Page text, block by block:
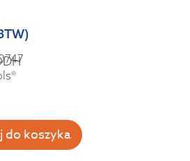
do koszyka